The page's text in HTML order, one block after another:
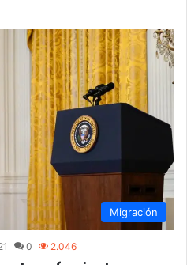
Migración
0 2.046